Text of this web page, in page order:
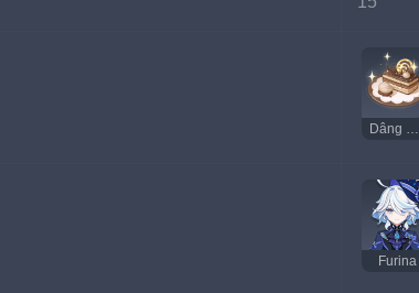
Dâng Thủy Thần Ngon
Furina